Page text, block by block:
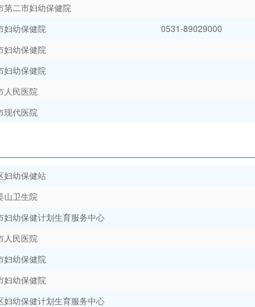
第二市妇幼保健院
妇幼保健院
0531-89029000
妇幼保健院
妇幼保健院
人民医院
现代医院
妇幼保健站
山卫生院
妇幼保健计划生育服务中心
人民医院
妇幼保健院
妇幼保健院
妇幼保健计划生育服务中心